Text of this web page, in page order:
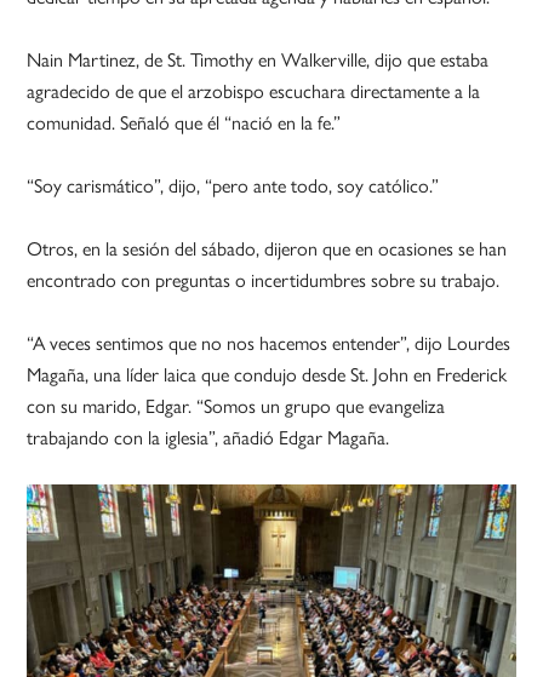
Nain Martinez, de St. Timothy en Walkerville, dijo que estaba
agradecido de que el arzobispo escuchara directamente a la
comunidad. Señaló que él “nació en la fe.”
“Soy carismático”, dijo, “pero ante todo, soy católico.”
Otros, en la sesión del sábado, dijeron que en ocasiones se han
encontrado con preguntas o incertidumbres sobre su trabajo.
“A veces sentimos que no nos hacemos entender”, dijo Lourdes
Magaña, una líder laica que condujo desde St. John en Frederick
con su marido, Edgar. “Somos un grupo que evangeliza
trabajando con la iglesia”, añadió Edgar Magaña.